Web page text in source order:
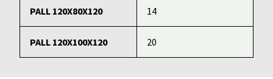
PALL 120X80X120 14
PALL 120X100X120 20